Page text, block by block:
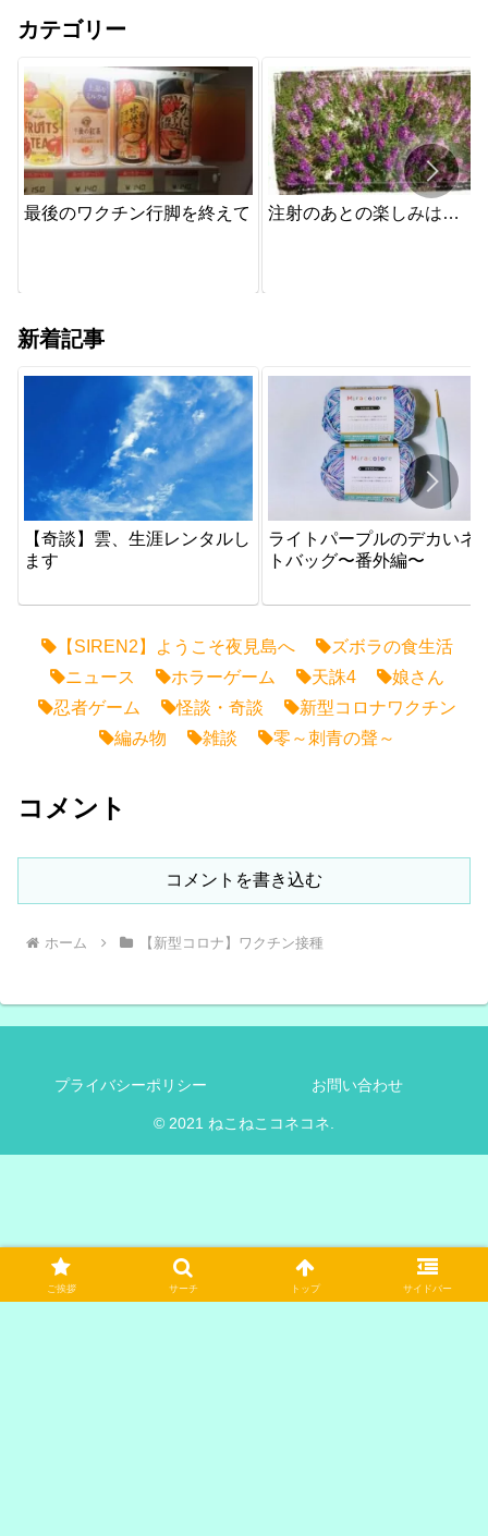
カテゴリー
最後のワクチン行脚を終えて 注射のあとの楽しみは…
新着記事
【奇談】雲、生涯レンタルし
ます
ライトパープルのデカいネ
トバッグ〜番外編〜
【SIREN2】ようこそ夜見島へ
ズボラの食生活
ニュース
ホラーゲーム 天誅4
娘さん
忍者ゲーム
怪談・奇談
新型コロナワクチン
編み物
雑談 零～刺青の聲～
コメント
コメントを書き込む
ホーム 【新型コロナ】ワクチン接種
プライバシーポリシー お問い合わせ
© 2021 ねこねこコネコネ.
ご挨拶 サーチ トップ サイドバー